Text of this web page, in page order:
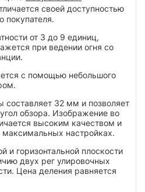
своей доступностью
покупателя.
от 3 до 9 единиц,
при ведении огня со
с помощью небольшого
32 мм и позволяет
обзора. Изображение во
высоким качеством и
настройках.
и горизонтальной плоскости
двух рег улировочных
Цена деления равняется